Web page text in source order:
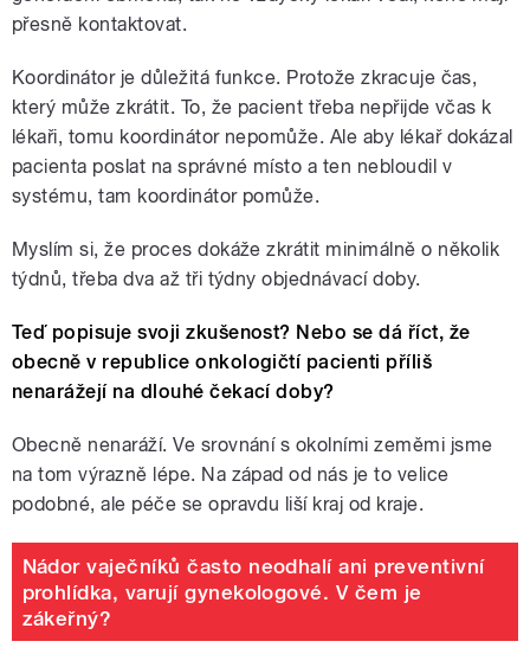
přesně kontaktovat.
Koordinátor je důležitá funkce. Protože zkracuje čas,
který může zkrátit. To, že pacient třeba nepřijde včas k
lékaři, tomu koordinátor nepomůže. Ale aby lékař dokázal
pacienta poslat na správné místo a ten nebloudil v
systému, tam koordinátor pomůže.
Myslím si, že proces dokáže zkrátit minimálně o několik
týdnů, třeba dva až tři týdny objednávací doby.
Teď popisuje svoji zkušenost? Nebo se dá říct, že
obecně v republice onkologičtí pacienti příliš
nenarážejí na dlouhé čekací doby?
Obecně nenaráží. Ve srovnání s okolními zeměmi jsme
na tom výrazně lépe. Na západ od nás je to velice
podobné, ale péče se opravdu liší kraj od kraje.
Nádor vaječníků často neodhalí ani preventivní
prohlídka, varují gynekologové. V čem je
zákeřný?